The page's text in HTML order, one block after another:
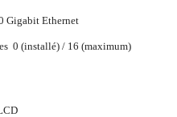
Gigabit Ethernet
0 (installé) / 16 (maximum)